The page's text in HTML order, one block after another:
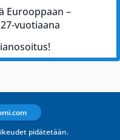
Eurooppaan –
vuotiaana
pidätetään.